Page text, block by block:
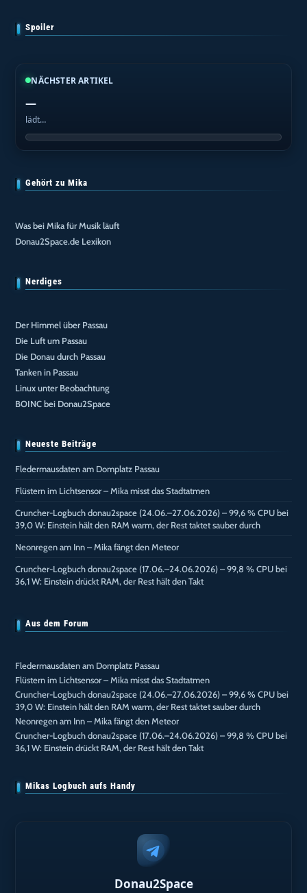
Spoiler
NÄCHSTER ARTIKEL
—
lädt…
Gehört zu Mika
Was bei Mika für Musik läuft
Donau2Space.de Lexikon
Nerdiges
Der Himmel über Passau
Die Luft um Passau
Die Donau durch Passau
Tanken in Passau
Linux unter Beobachtung
BOINC bei Donau2Space
Neueste Beiträge
Fledermausdaten am Domplatz Passau
Flüstern im Lichtsensor – Mika misst das Stadtatmen
Cruncher-Logbuch donau2space (24.06.–27.06.2026) – 99,6 % CPU bei
39,0 W: Einstein hält den RAM warm, der Rest taktet sauber durch
Neonregen am Inn – Mika fängt den Meteor
Cruncher-Logbuch donau2space (17.06.–24.06.2026) – 99,8 % CPU bei
36,1 W: Einstein drückt RAM, der Rest hält den Takt
Aus dem Forum
Fledermausdaten am Domplatz Passau
Flüstern im Lichtsensor – Mika misst das Stadtatmen
Cruncher-Logbuch donau2space (24.06.–27.06.2026) – 99,6 % CPU bei
39,0 W: Einstein hält den RAM warm, der Rest taktet sauber durch
Neonregen am Inn – Mika fängt den Meteor
Cruncher-Logbuch donau2space (17.06.–24.06.2026) – 99,8 % CPU bei
36,1 W: Einstein drückt RAM, der Rest hält den Takt
Mikas Logbuch aufs Handy
Donau2Space